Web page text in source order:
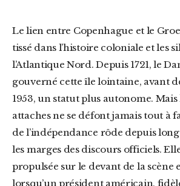
Le lien entre Copenhague et le Groenland est ancien,
tissé dans l’histoire coloniale et les
l’Atlantique Nord. Depuis 1721, le
gouverné cette île lointaine, avant
1953, un statut plus autonome. Mais
attaches ne se défont jamais tout à
de l’indépendance rôde depuis
les marges des discours officiels.
propulsée sur le devant de la scène
lorsqu’un président américain,